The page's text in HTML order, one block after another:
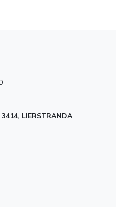
LIERSTRANDA